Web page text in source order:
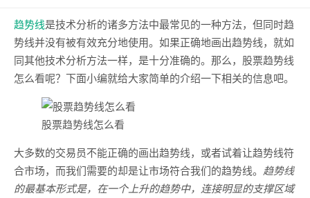
趋势线是技术分析的诸多方法中最常见的一种方法，但同时趋
势线并没有被有效充分地使用。如果正确地画出趋势线，就如
同其他技术分析方法一样，是十分准确的。那么，股票趋势线
怎么看呢？下面小编就给大家简单的介绍一下相关的信息吧。
股票趋势线怎么看
大多数的交易员不能正确的画出趋势线，或者试着让趋势线符
合市场，而我们需要的却是让市场符合我们的趋势线。 趋势线
的最基本形式是，在一个上升的趋势中，连接明显的支撑区域